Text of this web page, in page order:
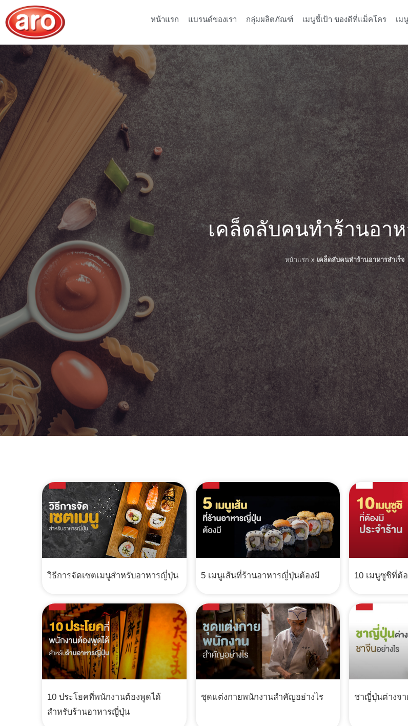
หน้าแรก แบรนด์ของเรา กลุ่มผลิตภัณฑ์ เมนูชี้เป้า ของดีที่แม็คโคร เม
เคล็ดลับคนทำร้านอาห
หน้าแรกx เคล็ดลับคนทำร้านอาหารสำเร็จ
วิธีการจัดเซตเมนูสำหรับอาหารญี่ปุ่น 5 เมนูเส้นที่ร้านอาหารญี่ปุ่นต้องมี 10 เมนูซูชิที่ต้
10 ประโยคที่พนักงานต้องพูดได้
สำหรับร้านอาหารญี่ปุ่น
ชุดแต่งกายพนักงานสำคัญอย่างไร ชาญี่ปุ่นต่างจา